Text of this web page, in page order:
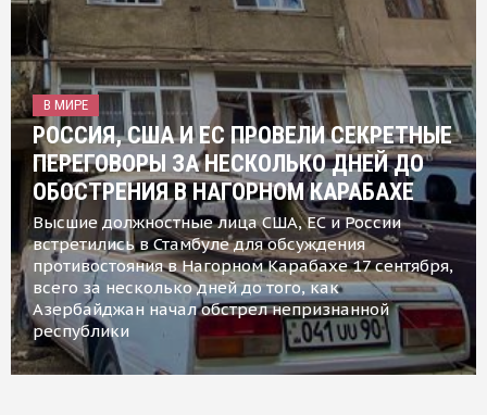
В МИРЕ
РОССИЯ, США И ЕС ПРОВЕЛИ СЕКРЕТНЫЕ
ПЕРЕГОВОРЫ ЗА НЕСКОЛЬКО ДНЕЙ ДО
ОБОСТРЕНИЯ В НАГОРНОМ КАРАБАХЕ
Высшие должностные лица США, ЕС и России
встретились в Стамбуле для обсуждения
противостояния в Нагорном Карабахе 17 сентября,
всего за несколько дней до того, как
Азербайджан начал обстрел непризнанной
республики